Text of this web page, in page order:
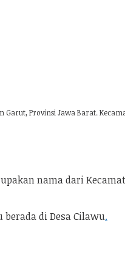
Provinsi Jawa Barat.
nama dari
di Desa Cilawu.